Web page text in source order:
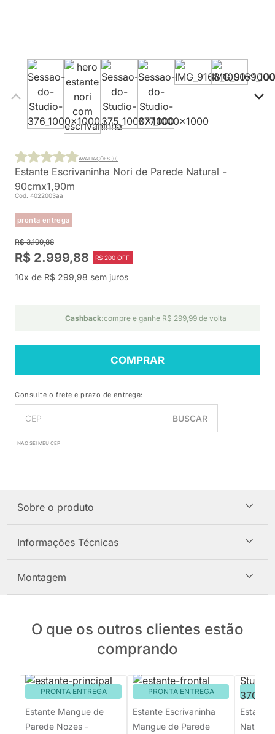
Estante Escrivaninha Nori de Parede Natural -
90cmx1,90m
Cod. 4022003aa
pronta entrega
AVALIAÇÕES (0)
R$ 3.199,88
R$ 2.999,88 R$ 200 OFF
10x de R$ 299,98 sem juros
Cashback:compre e ganhe R$ 299,99 de volta
COMPRAR
Consulte o frete e prazo de entrega:
BUSCAR
NÃO SEI MEU CEP
Sobre o produto
Informações Técnicas
Montagem
O que os outros clientes estão
comprando
PRONTA ENTREGA
Estante Mangue de
Parede Nozes -
PRONTA ENTREGA
Estante Escrivaninha
Mangue de Parede
Estante
Natural